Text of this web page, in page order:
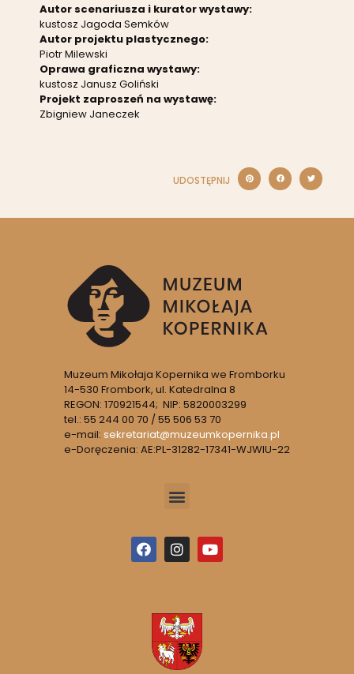
Autor scenariusza i kurator wystawy:
kustosz Jagoda Semków
Autor projektu plastycznego:
Piotr Milewski
Oprawa graficzna wystawy:
kustosz Janusz Goliński
Projekt zaproszeń na wystawę:
Zbigniew Janeczek
UDOSTĘPNIJ
Muzeum Mikołaja Kopernika we Fromborku
14-530 Frombork, ul. Katedralna 8
REGON: 170921544; NIP: 5820003299
tel.: 55 244 00 70 / 55 506 53 70
e-mail: sekretariat@muzeumkopernika.pl
e-Doręczenia: AE:PL-31282-17341-WJWIU-22